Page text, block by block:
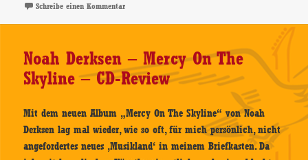
CD-
Review
Schreibe einen Kommentarzu American Aquarium – New Ways To Lose – CD-
Noah Derksen – Mercy On The
Skyline – CD-Review
Mit dem neuen Album „Mercy On The Skyline“ von Noah
Derksen lag mal wieder, wie so oft, für mich persönlich, nicht
angefordertes neues ‚Musikland‘ in meinem Briefkasten. Da